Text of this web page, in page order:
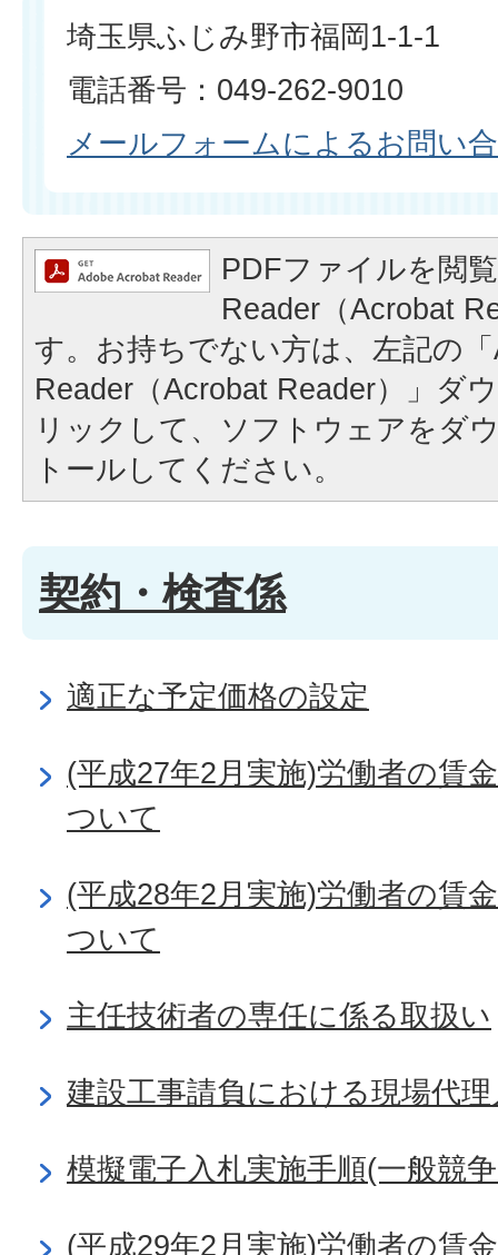
埼玉県ふじみ野市福岡1-1-1
電話番号：049-262-9010
メールフォームによるお問い
PDFファイルを閲
Reader（Acrobat
す。お持ちでない方は、左記の
Reader（Acrobat Reader）」ダ
リックして、ソフトウェアをダ
トールしてください。
契約・検査係
適正な予定価格の設定
(平成27年2月実施)労働者の賃
ついて
(平成28年2月実施)労働者の賃
ついて
主任技術者の専任に係る取扱い
建設工事請負における現場代
模擬電子入札実施手順(一般競
(平成29年2月実施)労働者の賃